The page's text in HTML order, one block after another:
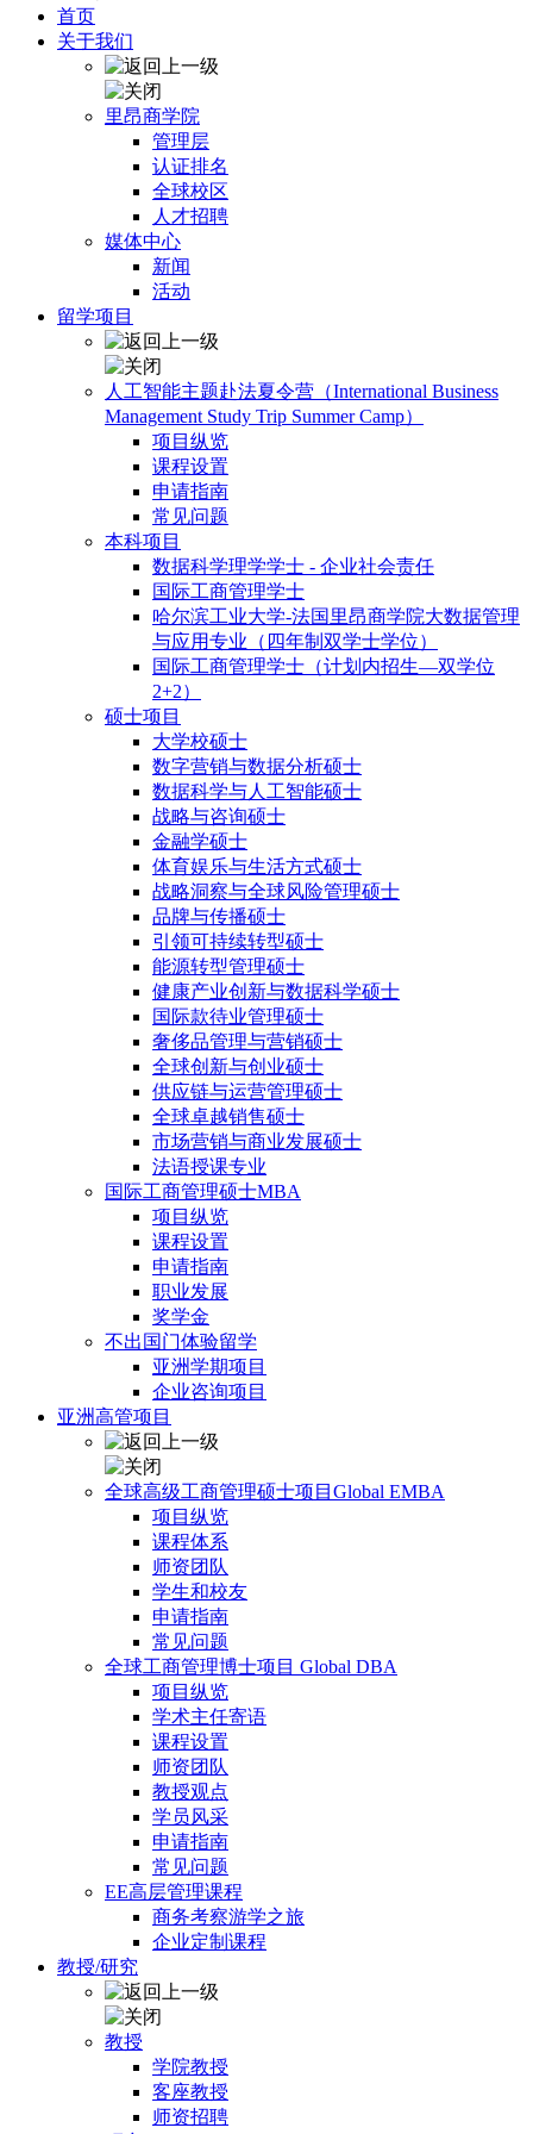
首页
关于我们
里昂商学院
管理层
认证排名
全球校区
人才招聘
媒体中心
新闻
活动
留学项目
人工智能主题赴法夏令营（International Business
Management Study Trip Summer Camp）
项目纵览
课程设置
申请指南
常见问题
本科项目
数据科学理学学士 - 企业社会责任
国际工商管理学士
哈尔滨工业大学-法国里昂商学院大数据管理
与应用专业（四年制双学士学位）
国际工商管理学士（计划内招生—双学位
2+2）
硕士项目
大学校硕士
数字营销与数据分析硕士
数据科学与人工智能硕士
战略与咨询硕士
金融学硕士
体育娱乐与生活方式硕士
战略洞察与全球风险管理硕士
品牌与传播硕士
引领可持续转型硕士
能源转型管理硕士
健康产业创新与数据科学硕士
国际款待业管理硕士
奢侈品管理与营销硕士
全球创新与创业硕士
供应链与运营管理硕士
全球卓越销售硕士
市场营销与商业发展硕士
法语授课专业
国际工商管理硕士MBA
项目纵览
课程设置
申请指南
职业发展
奖学金
不出国门体验留学
亚洲学期项目
企业咨询项目
亚洲高管项目
全球高级工商管理硕士项目Global EMBA
项目纵览
课程体系
师资团队
学生和校友
申请指南
常见问题
全球工商管理博士项目 Global DBA
项目纵览
学术主任寄语
课程设置
师资团队
教授观点
学员风采
申请指南
常见问题
EE高层管理课程
商务考察游学之旅
企业定制课程
教授/研究
教授
学院教授
客座教授
师资招聘